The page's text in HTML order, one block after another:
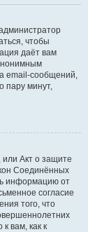
чтобы
даёт вам
email-сообщений,
пару минут,
или Акт о защите
Соединённых
информацию от
согласие
того, что
вам, как к